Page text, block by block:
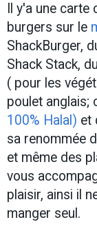
Il y'a une
burgers sur le
ShackBurger,
Shack Stack,
( pour les
poulet anglais;
100% Halal) et
sa renommée
et même des
vous
plaisir, ainsi il
manger seul.